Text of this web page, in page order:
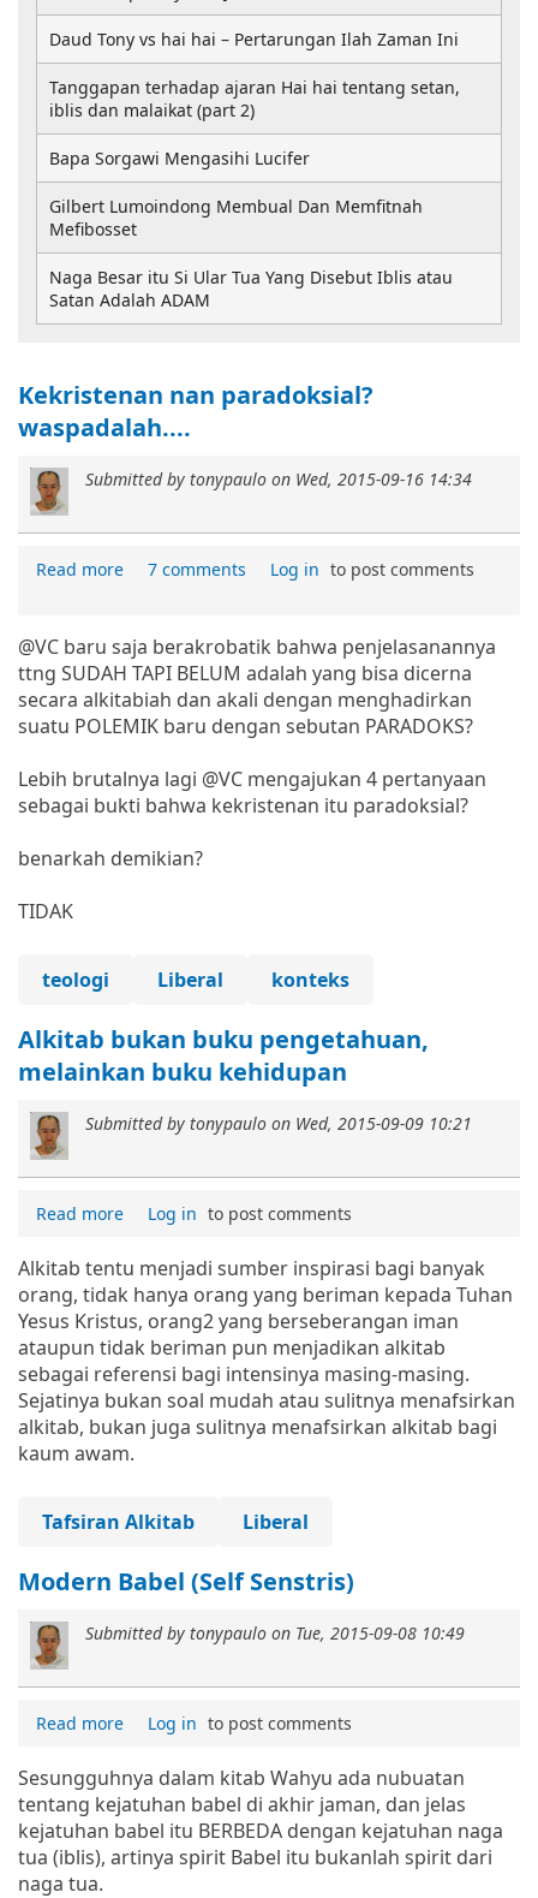
Kekristenan nan paradoksial?
waspadalah....
Submitted bytonypaulo on Wed, 2015-09-16 14:34
Read more 7 comments Log in to post comments
@VC baru saja berakrobatik bahwa penjelasanannya
ttng SUDAH TAPI BELUM adalah yang bisa dicerna
secara alkitabiah dan akali dengan menghadirkan
suatu POLEMIK baru dengan sebutan PARADOKS?
Lebih brutalnya lagi @VC mengajukan 4 pertanyaan
sebagai bukti bahwa kekristenan itu paradoksial?
benarkah demikian?
TIDAK
teologi Liberal konteks
Alkitab bukan buku pengetahuan,
melainkan buku kehidupan
Submitted bytonypaulo on Wed, 2015-09-09 10:21
Read more Log in to post comments
Alkitab tentu menjadi sumber inspirasi bagi banyak
orang, tidak hanya orang yang beriman kepada Tuhan
Yesus Kristus, orang2 yang berseberangan iman
ataupun tidak beriman pun menjadikan alkitab
sebagai referensi bagi intensinya masing-masing.
Sejatinya bukan soal mudah atau sulitnya menafsirkan
alkitab, bukan juga sulitnya menafsirkan alkitab bagi
kaum awam.
Tafsiran Alkitab Liberal
Modern Babel (Self Senstris)
Submitted bytonypaulo on Tue, 2015-09-08 10:49
Read more Log in to post comments
Sesungguhnya dalam kitab Wahyu ada nubuatan
tentang kejatuhan babel di akhir jaman, dan jelas
kejatuhan babel itu BERBEDA dengan kejatuhan naga
tua (iblis), artinya spirit Babel itu bukanlah spirit dari
naga tua.
Daud Tony vs hai hai – Pertarungan Ilah Zaman Ini
Tanggapan terhadap ajaran Hai hai tentang setan,
iblis dan malaikat (part 2)
Bapa Sorgawi Mengasihi Lucifer
Gilbert Lumoindong Membual Dan Memfitnah
Mefibosset
Naga Besar itu Si Ular Tua Yang Disebut Iblis atau
Satan Adalah ADAM